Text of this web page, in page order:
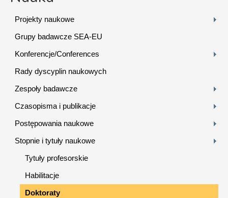
Projekty naukowe
Grupy badawcze SEA-EU
Konferencje/Conferences
Rady dyscyplin naukowych
Zespoły badawcze
Czasopisma i publikacje
Postępowania naukowe
Stopnie i tytuły naukowe
Tytuły profesorskie
Habilitacje
Doktoraty